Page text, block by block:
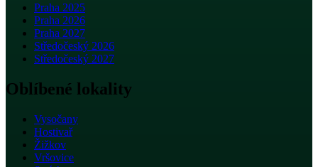
Praha 2025
Praha 2026
Praha 2027
Středočeský 2026
Středočeský 2027
Oblíbené lokality
Vysočany
Hostivař
Žižkov
Vršovice